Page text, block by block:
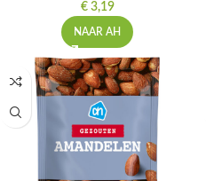
€3,19
NAAR AH